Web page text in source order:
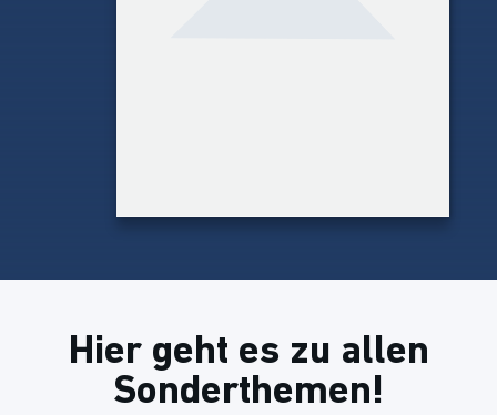
Hier geht es zu allen
Sonderthemen!